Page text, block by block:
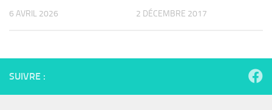
6 AVRIL 2026 2 DÉCEMBRE 2017
SUIVRE :